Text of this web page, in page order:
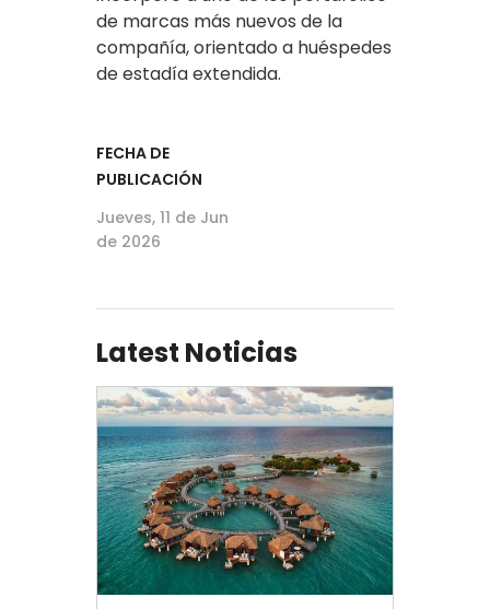
de marcas más nuevos de la
compañía, orientado a huéspedes
de estadía extendida.
FECHA DE
PUBLICACIÓN
Jueves, 11 de Jun
de 2026
Latest Noticias